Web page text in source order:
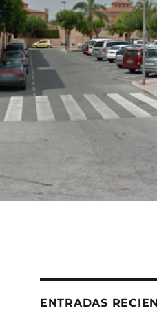
ENTRADAS